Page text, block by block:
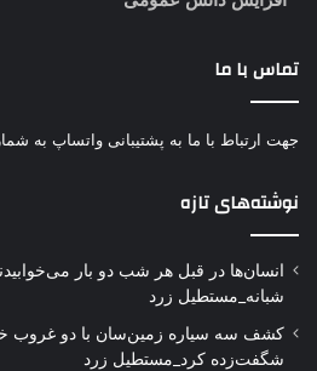
تماس با ما
جهت ارتباط با ما به پشتیبانی واتساپ به شماره 09056213048 مراجعه
نوشته‌های تازه
انسان‌ها در قبل هر شب دو بار
شبانه_مستطیل زرد
کشف سه سیاره زمین‌سان با دو غروب
شگفت‌زده کرد_مستطیل زرد